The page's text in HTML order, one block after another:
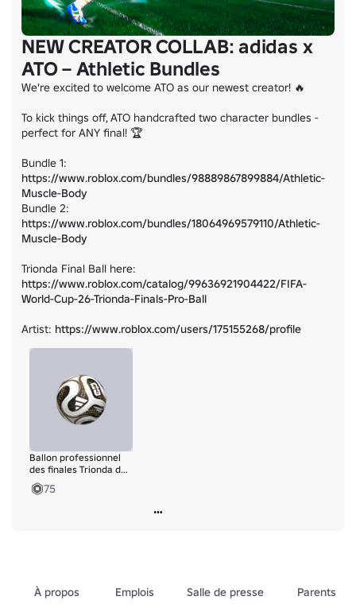
NEW CREATOR COLLAB: adidas x
ATO – Athletic Bundles
We're excited to welcome ATO as our newest creator! 🔥
To kick things off, ATO handcrafted two character bundles -
perfect for ANY final! 🏆
https://www.roblox.com/bundles/98889867899884/Athletic-
Muscle-Body
https://www.roblox.com/bundles/18064969579110/Athletic-
Muscle-Body
https://www.roblox.com/catalog/99636921904422/FIFA-
World-Cup-26-Trionda-Finals-Pro-Ball
Artist: https://www.roblox.com/users/175155268/profile
Ballon professionnel
des finales Trionda de
la Coupe du monde de
la FIFA 26™
75
À propos Emplois Salle de presse Parents